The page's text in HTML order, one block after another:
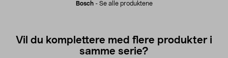
Bosch- Se alle produktene
Vil du komplettere med flere produkter i
samme serie?